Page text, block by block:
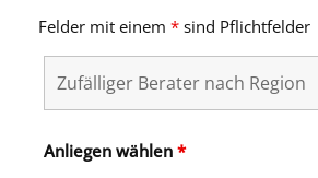
Felder mit einem * sind Pflichtfelder
Anliegen wählen *